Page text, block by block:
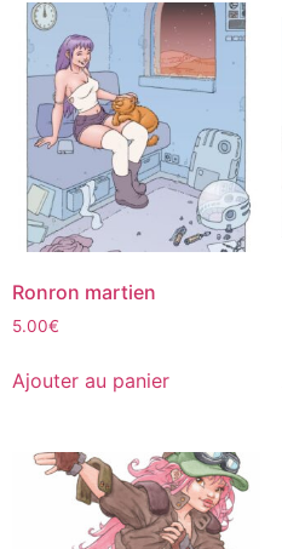
Ronron martien
5.00€
Ajouter au panier